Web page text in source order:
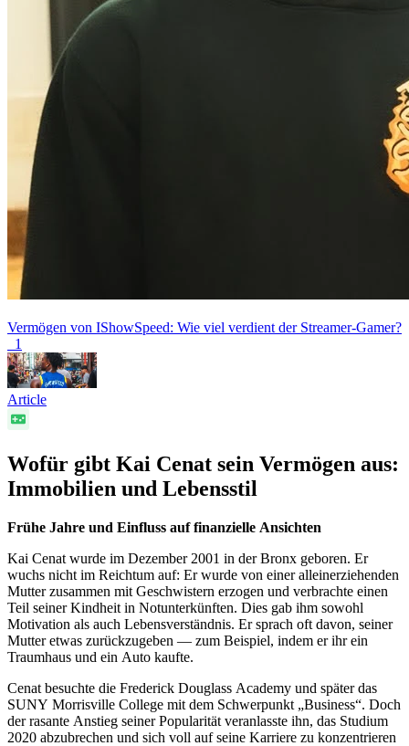
Vermögen von IShowSpeed: Wie viel verdient der Streamer-Gamer?
1
Article
Wofür gibt Kai Cenat sein Vermögen aus:
Immobilien und Lebensstil
Frühe Jahre und Einfluss auf finanzielle Ansichten
Kai Cenat wurde im Dezember 2001 in der Bronx geboren. Er
wuchs nicht im Reichtum auf: Er wurde von einer alleinerziehenden
Mutter zusammen mit Geschwistern erzogen und verbrachte einen
Teil seiner Kindheit in Notunterkünften. Dies gab ihm sowohl
Motivation als auch Lebensverständnis. Er sprach oft davon, seiner
Mutter etwas zurückzugeben — zum Beispiel, indem er ihr ein
Traumhaus und ein Auto kaufte.
Cenat besuchte die Frederick Douglass Academy und später das
SUNY Morrisville College mit dem Schwerpunkt „Business“. Doch
der rasante Anstieg seiner Popularität veranlasste ihn, das Studium
2020 abzubrechen und sich voll auf seine Karriere zu konzentrieren